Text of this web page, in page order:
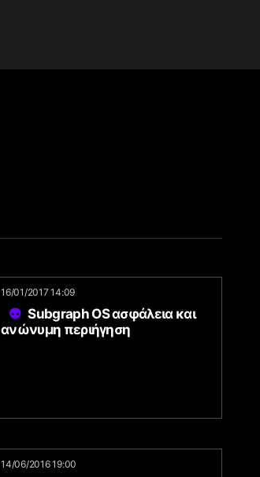
16/01/2017 14:09
Subgraph OS ασφάλεια και
ανώνυμη περιήγηση
14/06/2016 19:00